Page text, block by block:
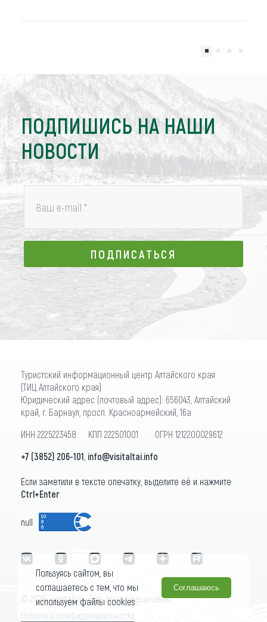
ПОДПИШИСЬ НА НАШИ
НОВОСТИ
Ваш e-mail *
ПОДПИСАТЬСЯ
ПОДПИСАТЬСЯ
Туристский информационный центр Алтайского края
(ТИЦ Алтайского края)
Юридический адрес (почтовый адрес): 656043, Алтайский
край, г. Барнаул, просп. Красноармейский, 16а
ИНН 2225223458 КПП 222501001 ОГРН 1212200029612
+7 (3852) 206-101 info@visitaltai.info
Если заметили в тексте опечатку, выделите её и нажмите
Ctrl+Enter
null
© 2026 «visitaltai» Все права защищены.
Политика конфиденциальности
Пользуясь сайтом, вы
соглашаетесь с тем, что мы
используем файлы cookies.
Соглашаюсь